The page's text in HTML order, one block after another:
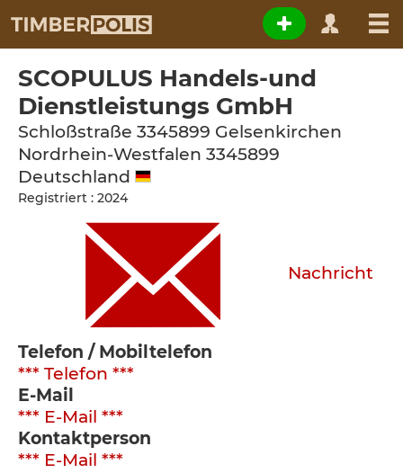
SCOPULUS Handels-und
Dienstleistungs GmbH
Schloßstraße 3345899 Gelsenkirchen
Nordrhein-Westfalen 3345899
Deutschland
Registriert : 2024
Nachricht
Telefon / Mobiltelefon
*** Telefon ***
E-Mail
*** E-Mail ***
Kontaktperson
*** E-Mail ***